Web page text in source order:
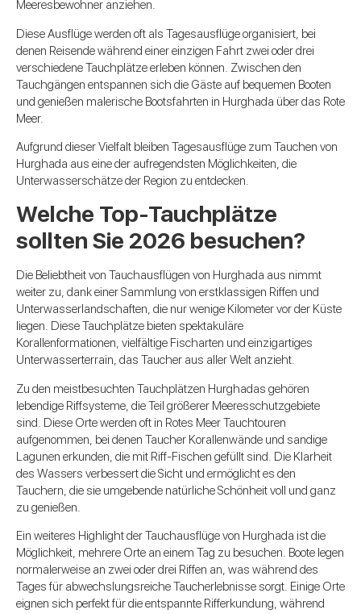
Meeresbewohner anziehen.
Diese Ausflüge werden oft als Tagesausflüge organisiert, bei
denen Reisende während einer einzigen Fahrt zwei oder drei
verschiedene Tauchplätze erleben können. Zwischen den
Tauchgängen entspannen sich die Gäste auf bequemen Booten
und genießen malerische Bootsfahrten in Hurghada über das Rote
Meer.
Aufgrund dieser Vielfalt bleiben Tagesausflüge zum Tauchen von
Hurghada aus eine der aufregendsten Möglichkeiten, die
Unterwasserschätze der Region zu entdecken.
Welche Top-Tauchplätze
sollten Sie 2026 besuchen?
Die Beliebtheit von Tauchausflügen von Hurghada aus nimmt
weiter zu, dank einer Sammlung von erstklassigen Riffen und
Unterwasserlandschaften, die nur wenige Kilometer vor der Küste
liegen. Diese Tauchplätze bieten spektakuläre
Korallenformationen, vielfältige Fischarten und einzigartiges
Unterwasserterrain, das Taucher aus aller Welt anzieht.
Zu den meistbesuchten Tauchplätzen Hurghadas gehören
lebendige Riffsysteme, die Teil größerer Meeresschutzgebiete
sind. Diese Orte werden oft in Rotes Meer Tauchtouren
aufgenommen, bei denen Taucher Korallenwände und sandige
Lagunen erkunden, die mit Riff-Fischen gefüllt sind. Die Klarheit
des Wassers verbessert die Sicht und ermöglicht es den
Tauchern, die sie umgebende natürliche Schönheit voll und ganz
zu genießen.
Ein weiteres Highlight der Tauchausflüge von Hurghada ist die
Möglichkeit, mehrere Orte an einem Tag zu besuchen. Boote legen
normalerweise an zwei oder drei Riffen an, was während des
Tages für abwechslungsreiche Taucherlebnisse sorgt. Einige Orte
eignen sich perfekt für die entspannte Rifferkundung, während